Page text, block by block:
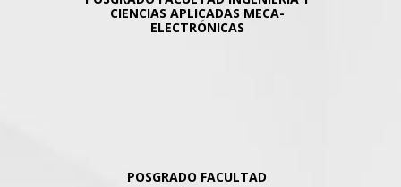
CIENCIAS APLICADAS MECA-
ELECTRÓNICAS
POSGRADO FACULTAD